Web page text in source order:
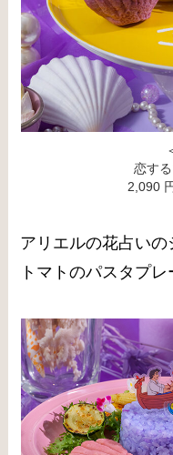
恋す
2,090
アリエルの花占い
トマトのパスタプレ